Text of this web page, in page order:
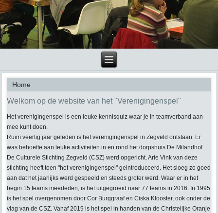
Home
Welkom op de website van het "Verenigingenspel"
Het verenigingenspel is een leuke kennisquiz waar je in teamverband aan
mee kunt doen.
Ruim veertig jaar geleden is het verenigingenspel in Zegveld ontstaan. Er
was behoefte aan leuke activiteiten in en rond het dorpshuis De Milandhof.
De Culturele Stichting Zegveld (CSZ) werd opgericht. Arie Vink van deze
stichting heeft toen "het verenigingenspel" geintroduceerd. Het sloeg zo goed
aan dat het jaarlijks werd gespeeld en steeds groter werd. Waar er in het
begin 15 teams meededen, is het uitgegroeid naar 77 teams in 2016. In 1995
is het spel overgenomen door Cor Burggraaf en Ciska Klooster, ook onder de
vlag van de CSZ. Vanaf 2019 is het spel in handen van de Christelijke Oranje